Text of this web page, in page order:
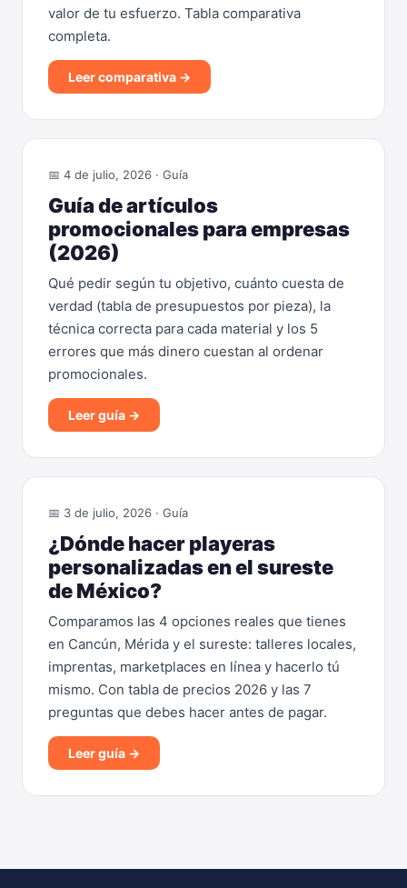
valor de tu esfuerzo. Tabla comparativa
completa.
Leer comparativa →
📅 4 de julio, 2026 · Guía
Guía de artículos
promocionales para empresas
(2026)
Qué pedir según tu objetivo, cuánto cuesta de
verdad (tabla de presupuestos por pieza), la
técnica correcta para cada material y los 5
errores que más dinero cuestan al ordenar
promocionales.
Leer guía →
📅 3 de julio, 2026 · Guía
¿Dónde hacer playeras
personalizadas en el sureste
de México?
Comparamos las 4 opciones reales que tienes
en Cancún, Mérida y el sureste: talleres locales,
imprentas, marketplaces en línea y hacerlo tú
mismo. Con tabla de precios 2026 y las 7
preguntas que debes hacer antes de pagar.
Leer guía →